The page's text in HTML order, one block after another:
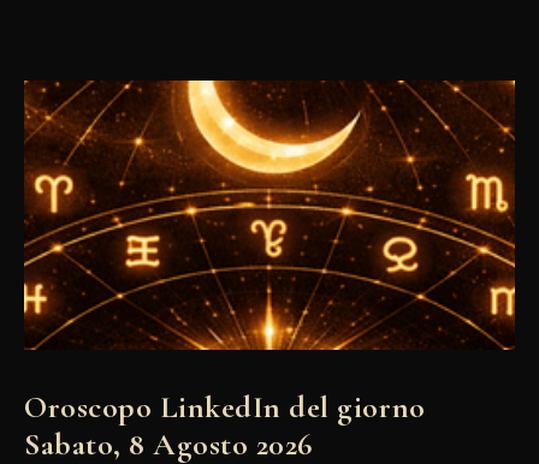
Oroscopo LinkedIn del giorno
Sabato, 8 Agosto 2026